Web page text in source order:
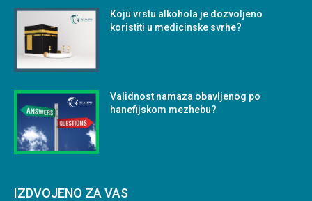
Koju vrstu alkohola je dozvoljeno
koristiti u medicinske svrhe?
Validnost namaza obavljenog po
hanefijskom mezhebu?
IZDVOJENO ZA VAS